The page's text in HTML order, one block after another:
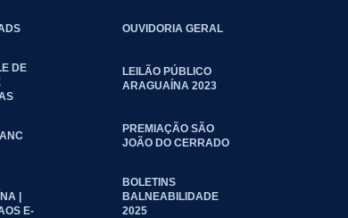
OUVIDORIA GERAL
DE
LEILÃO PÚBLICO
ARAGUAÍNA 2023
PREMIAÇÃO SÃO
JOÃO DO CERRADO
|
E-
BOLETINS
BALNEABILIDADE
2025